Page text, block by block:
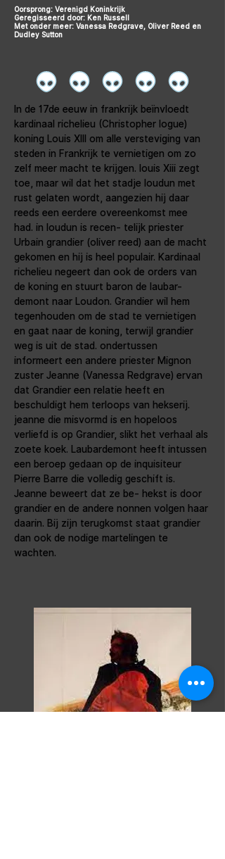
Oorsprong: Verenigd Koninkrijk
Geregisseerd door: Ken Russell
Met onder meer: Vanessa Redgrave, Oliver Reed en
Dudley Sutton
In de 17de eeuw in frankrijk beïnvloedt
kardinaal richelieu (Christopher logue)
koning Louis XIII om alle versteviging van
steden in Frankrijk te vernietigen om zo
zelf meer macht te krijgen. louis Xiii zegt
toe, maar wil dat het stadje loudun met
rust gelaten wordt, aangezien hij daar
reeds een eerdere overeenkomst mee
had. in loudun is recen- telijk priester
Urbain grandier (oliver reed) aan de macht
gekomen en hij is heel populair. Kardinaal
richelieu negeert dan ook de orders van
de koning en stuurt baron de laubar-
demont naar Loudon. Grandier wil hem
tegenhouden om de stad te vernietigen
en gaat naar de koning, terwijl grandier
weg is uit de stad. ondertussen
informeert een andere priester Mignon
zuster Jeanne (Vanessa Redgrave) ervan
dat Grandier een relatie heeft en
beschuldigt hem terloops van hekserij.
jeanne die misvormd is en hopeloos
verliefd is op Grandier, slikt het verhaal als
zoete koek. Laubardemont heeft intussen
een beroep gedaan op de inquisiteur
Pierre Barre die volledig geschift is.
Jeanne beweert dat ze be- hekst is door
grandier en de andere nonnen volgen haar
daarin. Bij zijn terugkomst staat grandier
dan ook de nodige martelingen te
wachten.